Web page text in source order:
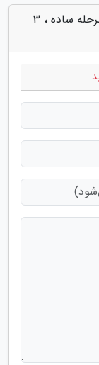
دیدگاه های مرتبط با "لوکوم پسته ای در 7 مرحله ساده ، 3